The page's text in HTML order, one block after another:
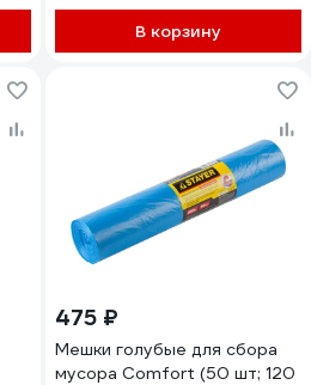
В корзину
475 ₽
Мешки голубые для сбора
мусора Comfort (50 шт; 120